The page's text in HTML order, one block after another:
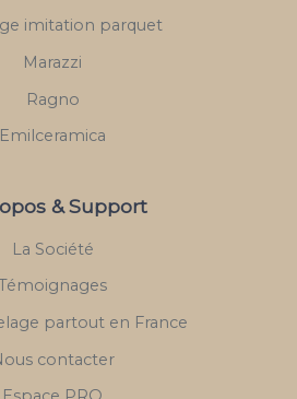
imitation parquet
Marazzi
Ragno
Emilceramica
& Support
La Société
partout en France
contacter